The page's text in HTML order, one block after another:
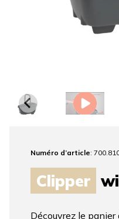
Numéro d’article:
Clipper
Découvrez le panier